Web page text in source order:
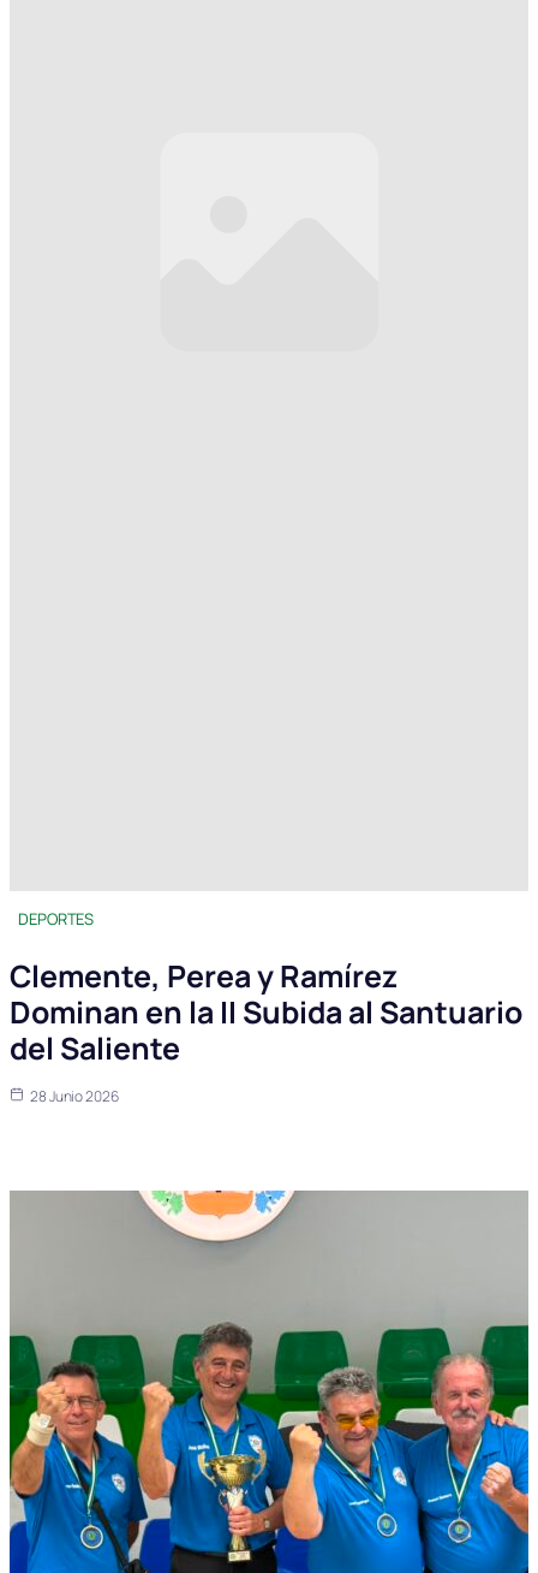
DEPORTES
Clemente, Perea y Ramírez
Dominan en la II Subida al Santuario
del Saliente
28 Junio 2026